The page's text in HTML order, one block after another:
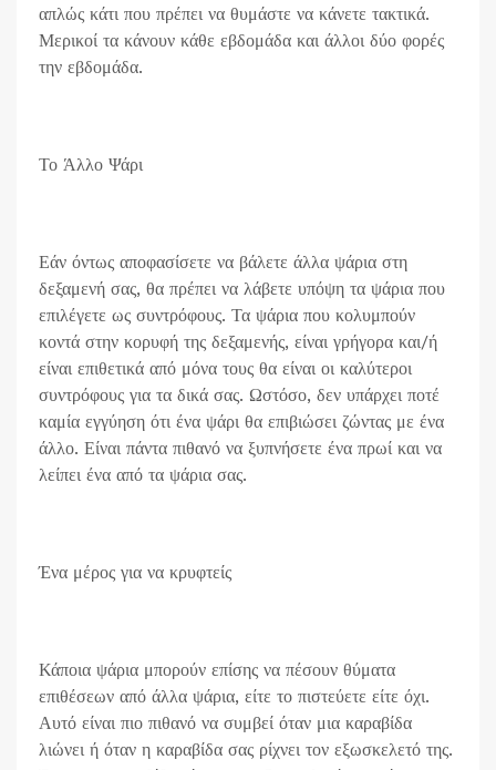
απλώς κάτι που πρέπει να θυμάστε να κάνετε τακτικά.
Μερικοί τα κάνουν κάθε εβδομάδα και άλλοι δύο φορές
την εβδομάδα.
Το Άλλο Ψάρι
Εάν όντως αποφασίσετε να βάλετε άλλα ψάρια στη
δεξαμενή σας, θα πρέπει να λάβετε υπόψη τα ψάρια που
επιλέγετε ως συντρόφους. Τα ψάρια που κολυμπούν
κοντά στην κορυφή της δεξαμενής, είναι γρήγορα και/ή
είναι επιθετικά από μόνα τους θα είναι οι καλύτεροι
συντρόφους για τα δικά σας. Ωστόσο, δεν υπάρχει ποτέ
καμία εγγύηση ότι ένα ψάρι θα επιβιώσει ζώντας με ένα
άλλο. Είναι πάντα πιθανό να ξυπνήσετε ένα πρωί και να
λείπει ένα από τα ψάρια σας.
Ένα μέρος για να κρυφτείς
Κάποια ψάρια μπορούν επίσης να πέσουν θύματα
επιθέσεων από άλλα ψάρια, είτε το πιστεύετε είτε όχι.
Αυτό είναι πιο πιθανό να συμβεί όταν μια καραβίδα
λιώνει ή όταν η καραβίδα σας ρίχνει τον εξωσκελετό της.